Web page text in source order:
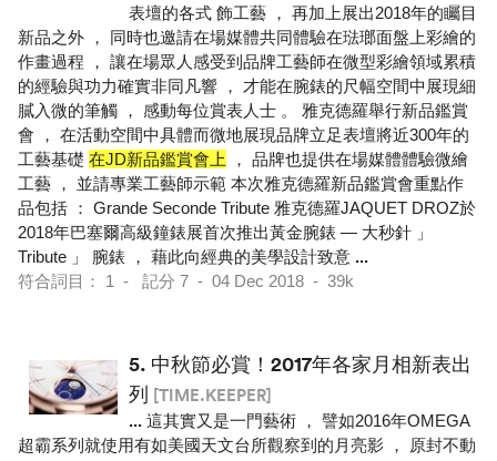
表壇的各式 飾工藝 ， 再加上展出2018年的矚目
新品之外 ， 同時也邀請在場媒體共同體驗在琺瑯面盤上彩繪的
作畫過程 ， 讓在場眾人感受到品牌工藝師在微型彩繪領域累積
的經驗與功力確實非同凡響 ， 才能在腕錶的尺幅空間中展現細
膩入微的筆觸 ， 感動每位賞表人士 。 雅克德羅舉行新品鑑賞
會 ， 在活動空間中具體而微地展現品牌立足表壇將近300年的
工藝基礎 在JD新品鑑賞會上
， 品牌也提供在場媒體體驗微繪
工藝 ， 並請專業工藝師示範 本次雅克德羅新品鑑賞會重點作
品包括 ： Grande Seconde Tribute 雅克德羅JAQUET DROZ於
2018年巴塞爾高級鐘錶展首次推出黃金腕錶 — 大秒針 」
Tribute 」 腕錶 ， 藉此向經典的美學設計致意 ...
符合詞目： 1 - 記分 7 - 04 Dec 2018 - 39k
5. 中秋節必賞！2017年各家月相新表出
列 [TIME.KEEPER]
... 這其實又是一門藝術 ， 譬如2016年OMEGA
超霸系列就使用有如美國天文台所觀察到的月亮影 ， 原封不動